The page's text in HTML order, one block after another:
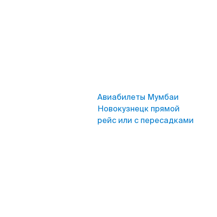
Авиабилеты Мумбаи
Новокузнецк прямой
рейс или с пересадками